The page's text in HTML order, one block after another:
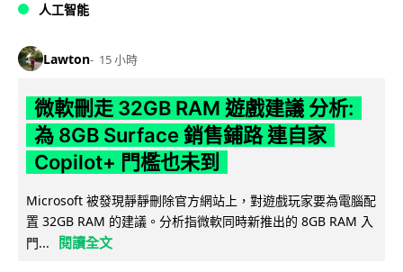
人工智能
Lawton 15 小時
微軟刪走 32GB RAM 遊戲建議 分析:
為 8GB Surface 銷售鋪路 連自家
Copilot+ 門檻也未到
Microsoft 被發現靜靜刪除官方網站上，對遊戲玩家要為電腦配
置 32GB RAM 的建議。分析指微軟同時新推出的 8GB RAM 入
門...
閱讀全文